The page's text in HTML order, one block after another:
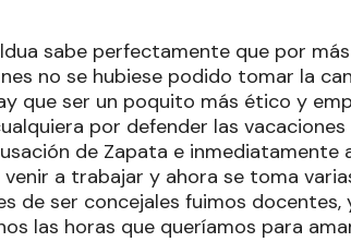
sabe perfectamente que por
no se hubiese podido tomar la
que ser un poquito más ético y
por defender las
de Zapata e inmediatamente
a trabajar y ahora se toma
de ser concejales fuimos
las horas que queríamos para